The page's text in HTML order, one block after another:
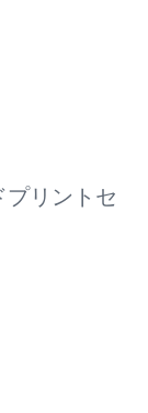
リントセ